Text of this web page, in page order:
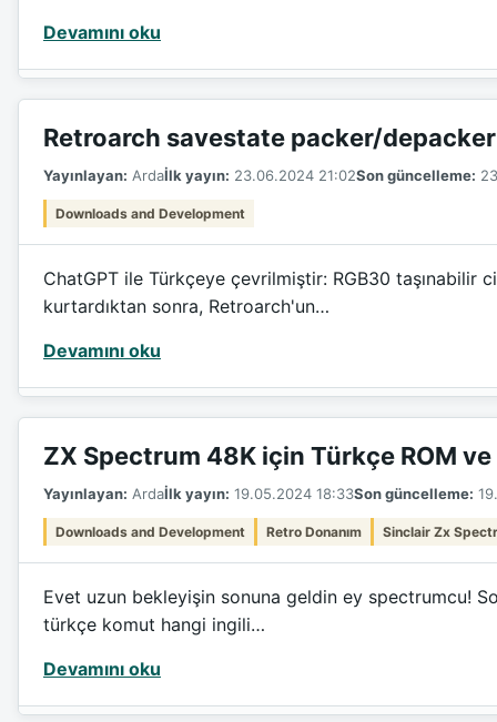
Devamını oku
Retroarch savestate packer/
Yayınlayan: Ardaİlk yayın: 23.06.2024 21:02Son güncelleme:
Downloads and Development
ChatGPT ile Türkçeye çevrilmiştir: RGB30 taşınabilir
kurtardıktan sonra, Retroarch'un…
Devamını oku
ZX Spectrum 48K için Türkçe ROM
Yayınlayan: Ardaİlk yayın: 19.05.2024 18:33Son güncelleme:
Downloads and Development Retro Donanım Sinclair Zx
Evet uzun bekleyişin sonuna geldin ey spectrumcu!
türkçe komut hangi ingili…
Devamını oku